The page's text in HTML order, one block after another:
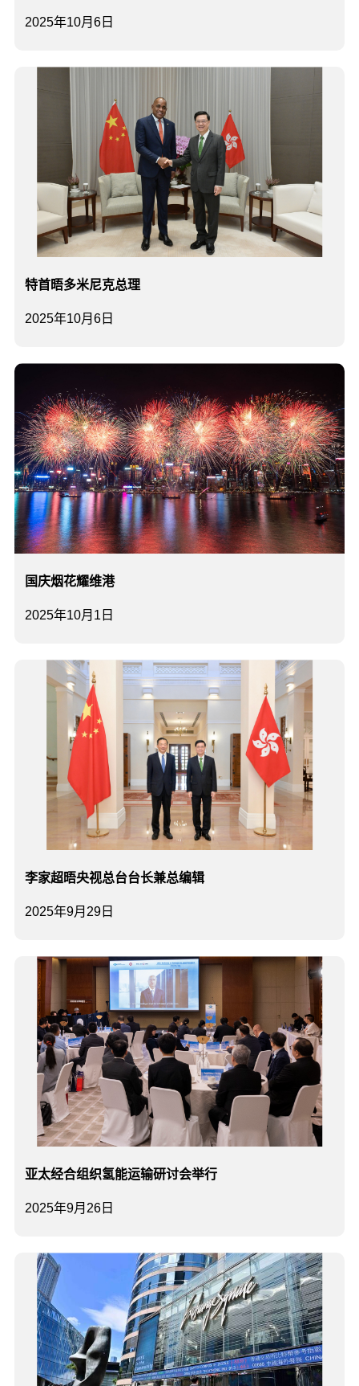
2025年10月6日
2025年10月6日
特首晤多米尼克总理
2025年10月1日
国庆烟花耀维港
2025年9月29日
李家超晤央视总台台长兼总编辑
2025年9月26日
亚太经合组织氢能运输研讨会举行